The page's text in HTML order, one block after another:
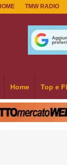
TMW RADIO
Home Top e